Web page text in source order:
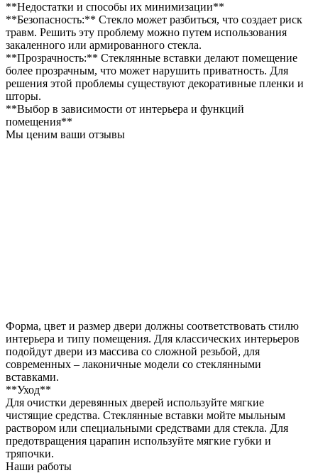
**Недостатки и способы их минимизации**
**Безопасность:** Стекло может разбиться, что создает риск
травм. Решить эту проблему можно путем использования
закаленного или армированного стекла.
**Прозрачность:** Стеклянные вставки делают помещение
более прозрачным, что может нарушить приватность. Для
решения этой проблемы существуют декоративные пленки и
шторы.
**Выбор в зависимости от интерьера и функций
помещения**
Мы ценим ваши отзывы
Форма, цвет и размер двери должны соответствовать стилю
интерьера и типу помещения. Для классических интерьеров
подойдут двери из массива со сложной резьбой, для
современных – лаконичные модели со стеклянными
вставками.
**Уход**
Для очистки деревянных дверей используйте мягкие
чистящие средства. Стеклянные вставки мойте мыльным
раствором или специальными средствами для стекла. Для
предотвращения царапин используйте мягкие губки и
тряпочки.
Наши работы